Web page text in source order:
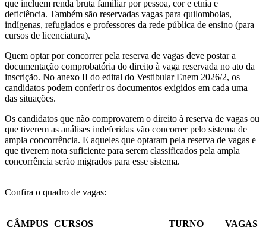
que incluem renda bruta familiar por pessoa, cor e etnia e
deficiência. Também são reservadas vagas para quilombolas,
indígenas, refugiados e professores da rede pública de ensino (para
cursos de licenciatura).
Quem optar por concorrer pela reserva de vagas deve postar a
documentação comprobatória do direito à vaga reservada no ato da
inscrição. No anexo II do edital do Vestibular Enem 2026/2, os
candidatos podem conferir os documentos exigidos em cada uma
das situações.
Os candidatos que não comprovarem o direito à reserva de vagas ou
que tiverem as análises indeferidas vão concorrer pelo sistema de
ampla concorrência. E aqueles que optaram pela reserva de vagas e
que tiverem nota suficiente para serem classificados pela ampla
concorrência serão migrados para esse sistema.
Confira o quadro de vagas:
CÂMPUS CURSOS TURNO VAGAS